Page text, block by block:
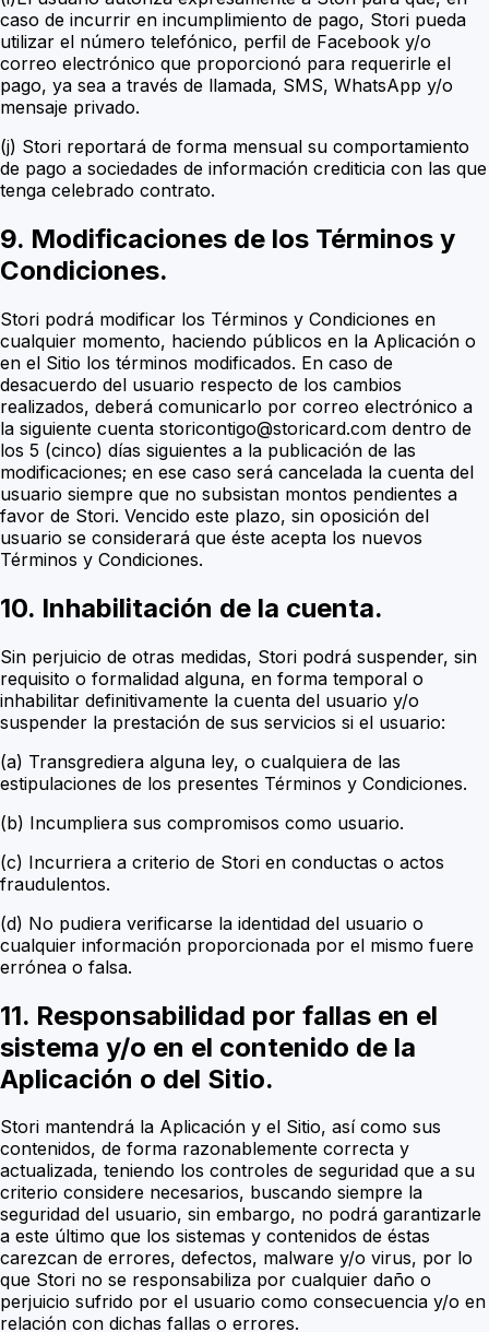
caso de incurrir en incumplimiento de pago, Stori pueda
utilizar el número telefónico, perfil de Facebook y/o
correo electrónico que proporcionó para requerirle el
pago, ya sea a través de llamada, SMS, WhatsApp y/o
mensaje privado.
(j) Stori reportará de forma mensual su comportamiento
de pago a sociedades de información crediticia con las que
tenga celebrado contrato.
9. Modificaciones de los Términos y
Condiciones.
Stori podrá modificar los Términos y Condiciones en
cualquier momento, haciendo públicos en la Aplicación o
en el Sitio los términos modificados. En caso de
desacuerdo del usuario respecto de los cambios
realizados, deberá comunicarlo por correo electrónico a
la siguiente cuenta storicontigo@storicard.com dentro de
los 5 (cinco) días siguientes a la publicación de las
modificaciones; en ese caso será cancelada la cuenta del
usuario siempre que no subsistan montos pendientes a
favor de Stori. Vencido este plazo, sin oposición del
usuario se considerará que éste acepta los nuevos
Términos y Condiciones.
10. Inhabilitación de la cuenta.
Sin perjuicio de otras medidas, Stori podrá suspender, sin
requisito o formalidad alguna, en forma temporal o
inhabilitar definitivamente la cuenta del usuario y/o
suspender la prestación de sus servicios si el usuario:
(a) Transgrediera alguna ley, o cualquiera de las
estipulaciones de los presentes Términos y Condiciones.
(b) Incumpliera sus compromisos como usuario.
(c) Incurriera a criterio de Stori en conductas o actos
fraudulentos.
(d) No pudiera verificarse la identidad del usuario o
cualquier información proporcionada por el mismo fuere
errónea o falsa.
11. Responsabilidad por fallas en el
sistema y/o en el contenido de la
Aplicación o del Sitio.
Stori mantendrá la Aplicación y el Sitio, así como sus
contenidos, de forma razonablemente correcta y
actualizada, teniendo los controles de seguridad que a su
criterio considere necesarios, buscando siempre la
seguridad del usuario, sin embargo, no podrá garantizarle
a este último que los sistemas y contenidos de éstas
carezcan de errores, defectos, malware y/o virus, por lo
que Stori no se responsabiliza por cualquier daño o
perjuicio sufrido por el usuario como consecuencia y/o en
relación con dichas fallas o errores.